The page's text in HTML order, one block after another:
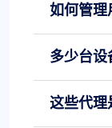
如何管理
多少台设
这些代理